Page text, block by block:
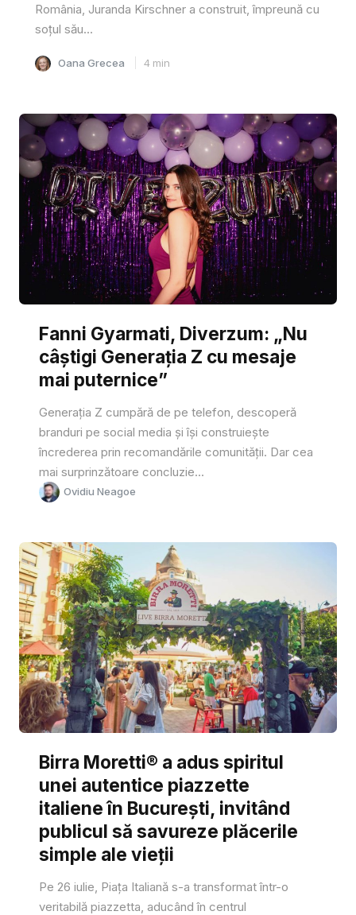
România, Juranda Kirschner a construit, împreună cu
soțul său...
Oana Grecea 4 min
Fanni Gyarmati, Diverzum: „Nu
câștigi Generația Z cu mesaje
mai puternice”
Generația Z cumpără de pe telefon, descoperă
branduri pe social media și își construiește
încrederea prin recomandările comunității. Dar cea
mai surprinzătoare concluzie...
Ovidiu Neagoe
Birra Moretti® a adus spiritul
unei autentice piazzette
italiene în București, invitând
publicul să savureze plăcerile
simple ale vieții
Pe 26 iulie, Piața Italiană s-a transformat într-o
veritabilă piazzetta, aducând în centrul